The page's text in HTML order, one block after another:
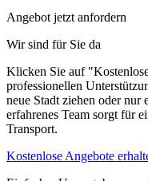
Angebot jetzt anfordern
Wir sind für Sie da
Klicken Sie auf
professionellen
neue Stadt ziehen oder nur
erfahrenes Team sorgt für
Transport.
Kostenlose Angebote